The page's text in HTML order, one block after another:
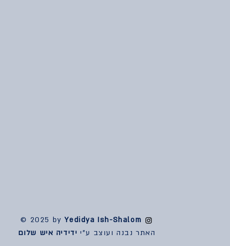
© 2025 byYedidya Ish-Shalom
האתר נבנה ועוצב ע"י ידידיה איש שלום